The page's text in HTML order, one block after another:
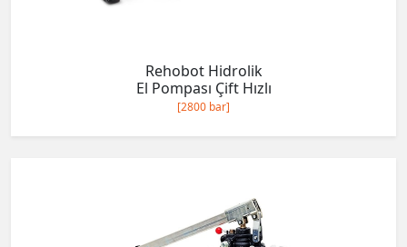
Rehobot Hidrolik
El Pompası Çift Hızlı
[2800 bar]